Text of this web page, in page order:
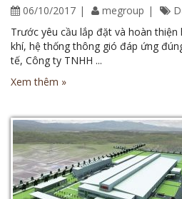
06/10/2017 megroup
Trước yêu cầu lắp đặt và hoàn
khí, hệ thống thông gió đáp ứng
tế, Công ty TNHH ...
Xem thêm »